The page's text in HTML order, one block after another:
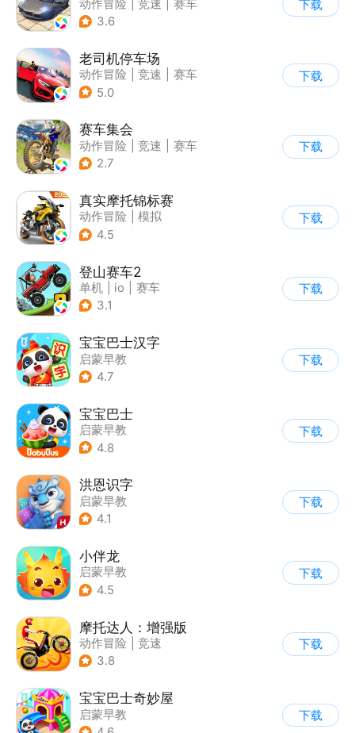
动作冒险 竞速
赛车
3.6
下载
老司机停车场
动作冒险 竞速
赛车
| 写实
5.0
下载
赛车集会
动作冒险 竞速
赛车
| 写实
2.7
下载
真实摩托锦标赛
动作冒险
模拟
| 摩托车
4.5
下载
登山赛车2
单机 io
赛车
| 欧美风
3.1
下载
宝宝巴士汉字
启蒙早教
4.7
下载
宝宝巴士
启蒙早教
| 儿童益智游戏
4.8
下载
洪恩识字
启蒙早教
4.1
下载
小伴龙
启蒙早教
4.5
下载
摩托达人：增强版
动作冒险
竞速
| 摩托车
3.8
下载
宝宝巴士奇妙屋
启蒙早教
下载